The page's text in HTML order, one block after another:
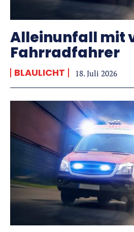
Alleinunfall mit
Fahrradfahrer
BLAULICHT 18. Juli 2026